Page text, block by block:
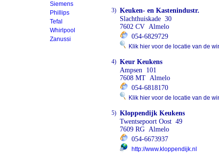
Siemens
Phillips
Tefal
Whirlpool
Zanussi
3) Keuken- en Kastenindustr.
Slachthuiskade 30
7602 CV Almelo
054-6829729
Klik hier voor de locatie van de
4) Keur Keukens
Ampsen 101
7608 MT Almelo
054-6818170
Klik hier voor de locatie van de
5) Kloppendijk Keukens
Twentsepoort Oost 49
7609 RG Almelo
054-6673937
http://www.kloppendijk.nl